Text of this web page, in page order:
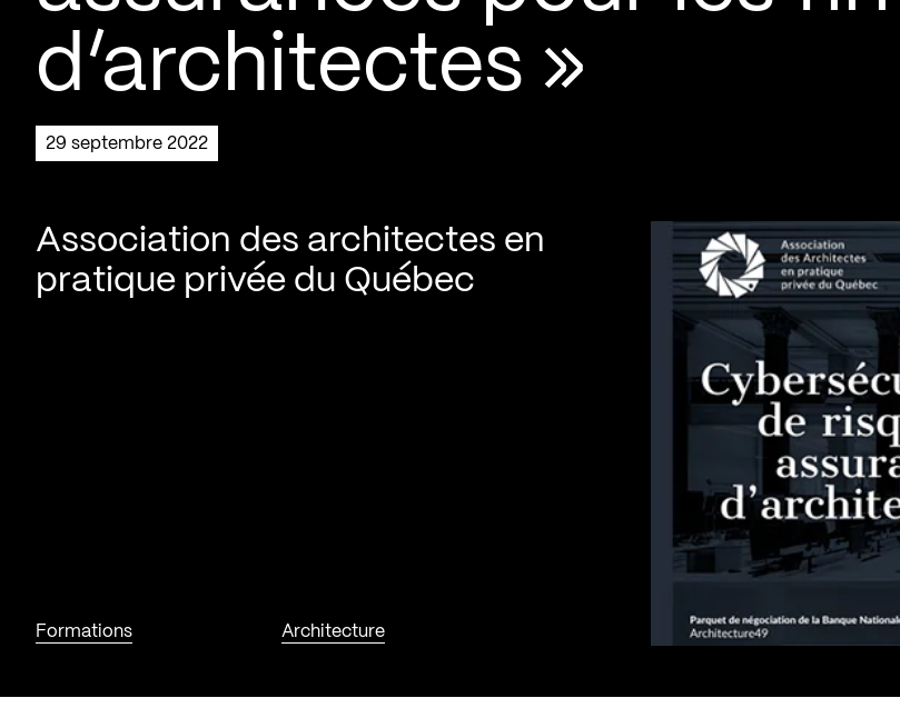
d’architectes »
29 septembre 2022
Association des architectes en
pratique privée du Québec
Formations Architecture